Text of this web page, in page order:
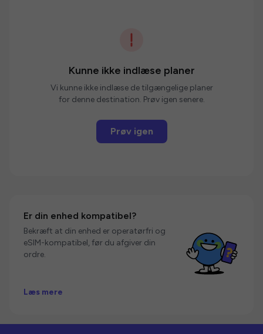
Kunne ikke indlæse planer
Vi kunne ikke indlæse de tilgængelige planer
for denne destination. Prøv igen senere.
Prøv igen
Er din enhed kompatibel?
Bekræft at din enhed er operatørfri og
eSIM-kompatibel, før du afgiver din
ordre.
Læs mere